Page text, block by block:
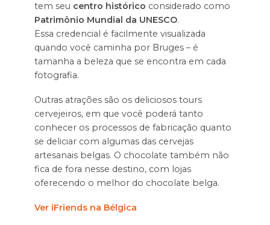
tem seu centro histórico considerado como
Patrimônio Mundial da UNESCO.
Essa credencial é facilmente visualizada
quando você caminha por Bruges – é
tamanha a beleza que se encontra em cada
fotografia.
Outras atrações são os deliciosos tours
cervejeiros, em que você poderá tanto
conhecer os processos de fabricação quanto
se deliciar com algumas das cervejas
artesanais belgas. O chocolate também não
fica de fora nesse destino, com lojas
oferecendo o melhor do chocolate belga.
Ver iFriends na Bélgica